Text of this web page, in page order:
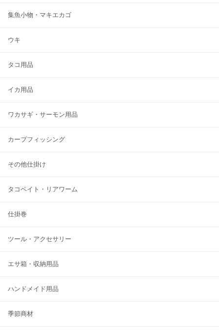
集魚小物・マキエカゴ
ウキ
タコ用品
イカ用品
ワカサギ・サーモン用品
カープフィッシング
その他仕掛け
タコベイト・リアワーム
仕掛巻
ツール・アクセサリー
エサ箱・収納用品
ハンドメイド用品
季節商材